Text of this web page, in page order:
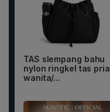
TAS slempang bahu
nylon ringkel tas pria
wanita/...